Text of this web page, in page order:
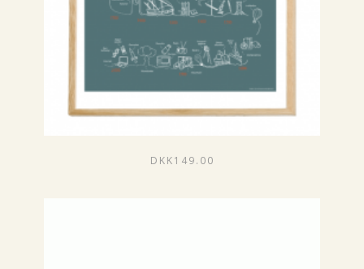
DKK149.00